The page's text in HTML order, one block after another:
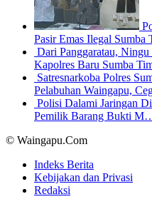
Pasir Emas Ilegal
Dari Panggaratau, Ningu
Kapolres Baru Sumba
Satresnarkoba Polres
Pelabuhan Waingapu,
Polisi Dalami Jaringan
Pemilik Barang Bukti
© Waingapu.Com
Indeks Berita
Kebijakan dan Privasi
Redaksi